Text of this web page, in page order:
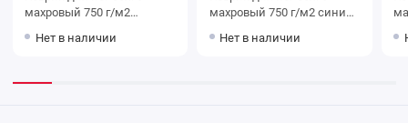
махровый 750 г/м2
мануфактура Rainfall
Нет в наличии
махровый 750 г/м2 синий
мануфактура Onda
Нет в наличии